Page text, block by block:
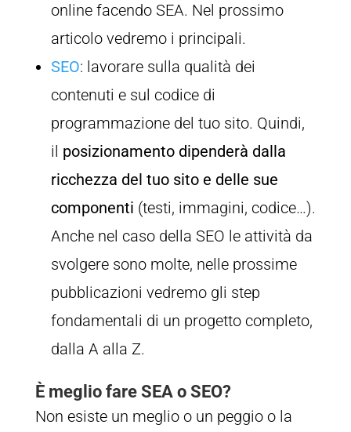
online facendo SEA. Nel prossimo
articolo vedremo i principali.
SEO: lavorare sulla qualità dei
contenuti e sul codice di
programmazione del tuo sito. Quindi,
il posizionamento dipenderà dalla
ricchezza del tuo sito e delle sue
componenti (testi, immagini, codice…).
Anche nel caso della SEO le attività da
svolgere sono molte, nelle prossime
pubblicazioni vedremo gli step
fondamentali di un progetto completo,
dalla A alla Z.
È meglio fare SEA o SEO?
Non esiste un meglio o un peggio o la